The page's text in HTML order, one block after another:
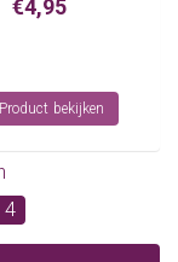
€4,95
bekijken
4